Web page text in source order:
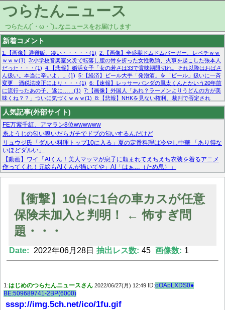
つらたんニュース
つらたん(´・ω・`)...なニュースをお届けします
新着コメント
1:【画像】避難飯、凄い・・・・・(1) 2:【画像】全盛期ドムドムバーガー、レベチｗｗ
ｗｗｗ(1) 3:小学校音楽室火災で転落し腰の骨を折った女性教諭、火事を起こした張本人
だった・・・(1) 4:【悲報】婚活女子「女の若さは33で賞味期限切れ。それ以降はおばさ
ん扱い。本当に辛いよ。」(1) 5:【経済】ビール大手「発泡酒」を「ビール」扱いに一斉
変更 酒税法改正により・・・(1) 6:【速報】レッサーパンダの風太くんとかいう20年前
に流行ったあの子、遂に……(1) 7:【画像】外国人「あれ？ラーメンよりうどんの方が美
味くね？？」ついに気づくｗｗｗ(1) 8:【悲報】NHKを見ない権利、裁判で否定され
る・・・(1) 9:欧州委員長「原発縮小は間違いでした」(1) 10:【悲報】日本企業の人手不
足、限界突破 52%「正社員も足りてません…」(1)
人気記事(外部サイト)
FE万紫千紅、アマラン8位wwwwww
糸ようじの匂い嗅いだらガチでドブの匂いするんだけど
リュウジ氏「ダルい料理トップ10に入る」夏の定番料理は冷やし中華 「あり得な
いほどダルい」
【動画】ワイ「AIくん！美人マッマが息子に頼まれてえちえち衣装を着るアニメ
作ってくれ！元絵もAIくんが描いてや」AI「はぁ…（ため息）」
マーベル帝国、まさかの反省！？『サンダーボルツ』の高評価は本物か？ディズ
【モー娘。石田亜佑美】ファーストテイク出演も新規獲得ならず？北川莉央が1
【画像あり】FacebookとかTwitterで拾ったエロ画像貼ってくよ
【衝撃】10台に1台の車カスが任意
保険未加入と判明！ ← 怖すぎ問
題・・・
Date: 2022年06月28日 抽出レス数: 45 画像数: 1
1:はじめのつらたんニュースさん 2022/06/27(月) 12:49 ID:oOApLXDS0●
BE:509689741-2BP(6000)
sssp://img.5ch.net/ico/1fu.gif